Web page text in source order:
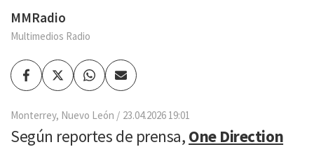
MMRadio
Multimedios Radio
FacebookTwitterWhatsapp
Enviar
por
Monterrey, Nuevo León 23.04.2026 19:01
Según reportes de prensa, One Direction